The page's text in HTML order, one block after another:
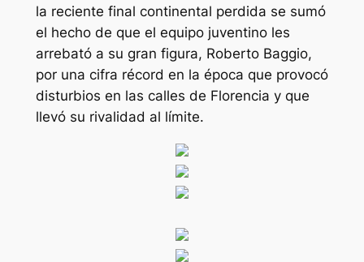
la reciente final continental perdida se sumó
el hecho de que el equipo juventino les
arrebató a su gran figura, Roberto Baggio,
por una cifra récord en la época que provocó
disturbios en las calles de Florencia y que
llevó su rivalidad al límite.